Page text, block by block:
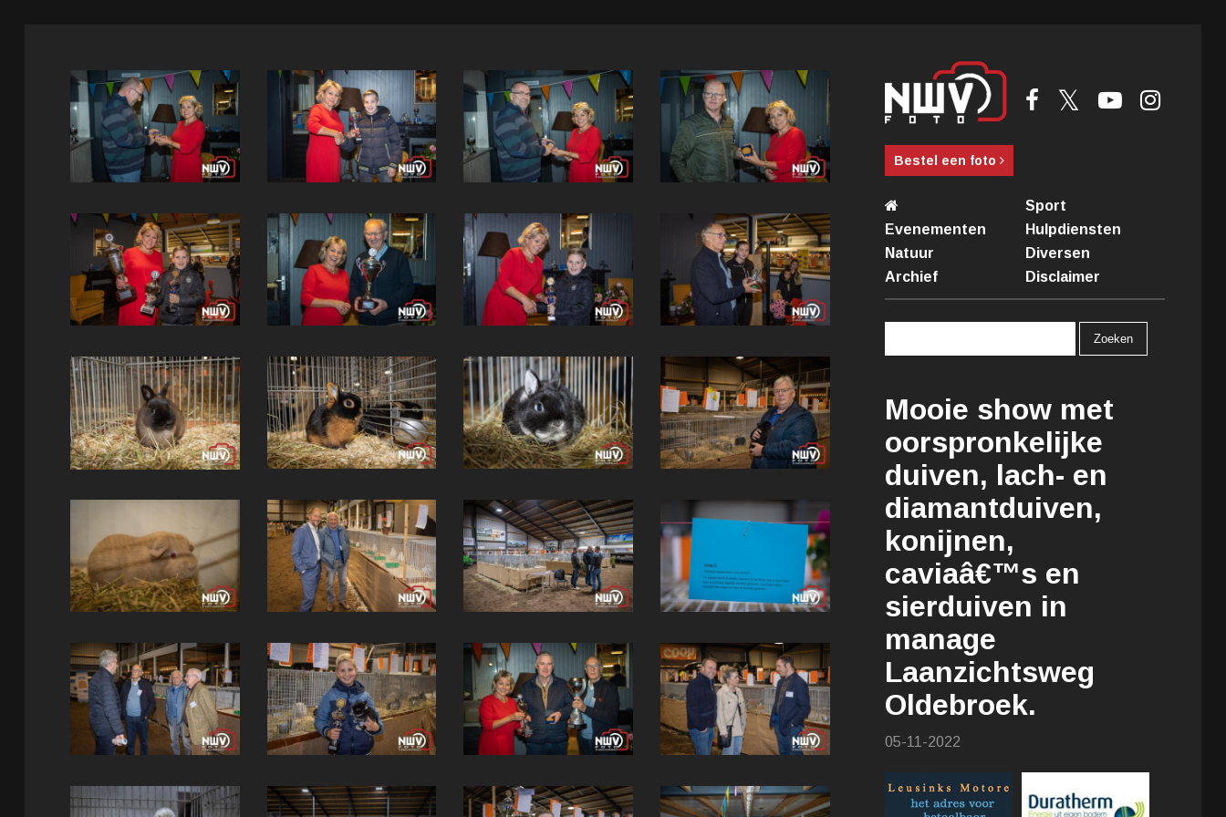
Bestel een foto
Sport
Evenementen
Hulpdiensten
Natuur
Diversen
Archief
Disclaimer
Mooie show met
oorspronkelijke
duiven, lach- en
diamantduiven,
konijnen,
caviaâ€™s en
sierduiven in
manage
Laanzichtsweg
Oldebroek.
05-11-2022